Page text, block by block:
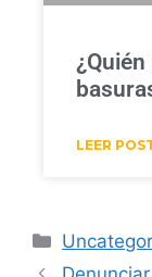
LEER